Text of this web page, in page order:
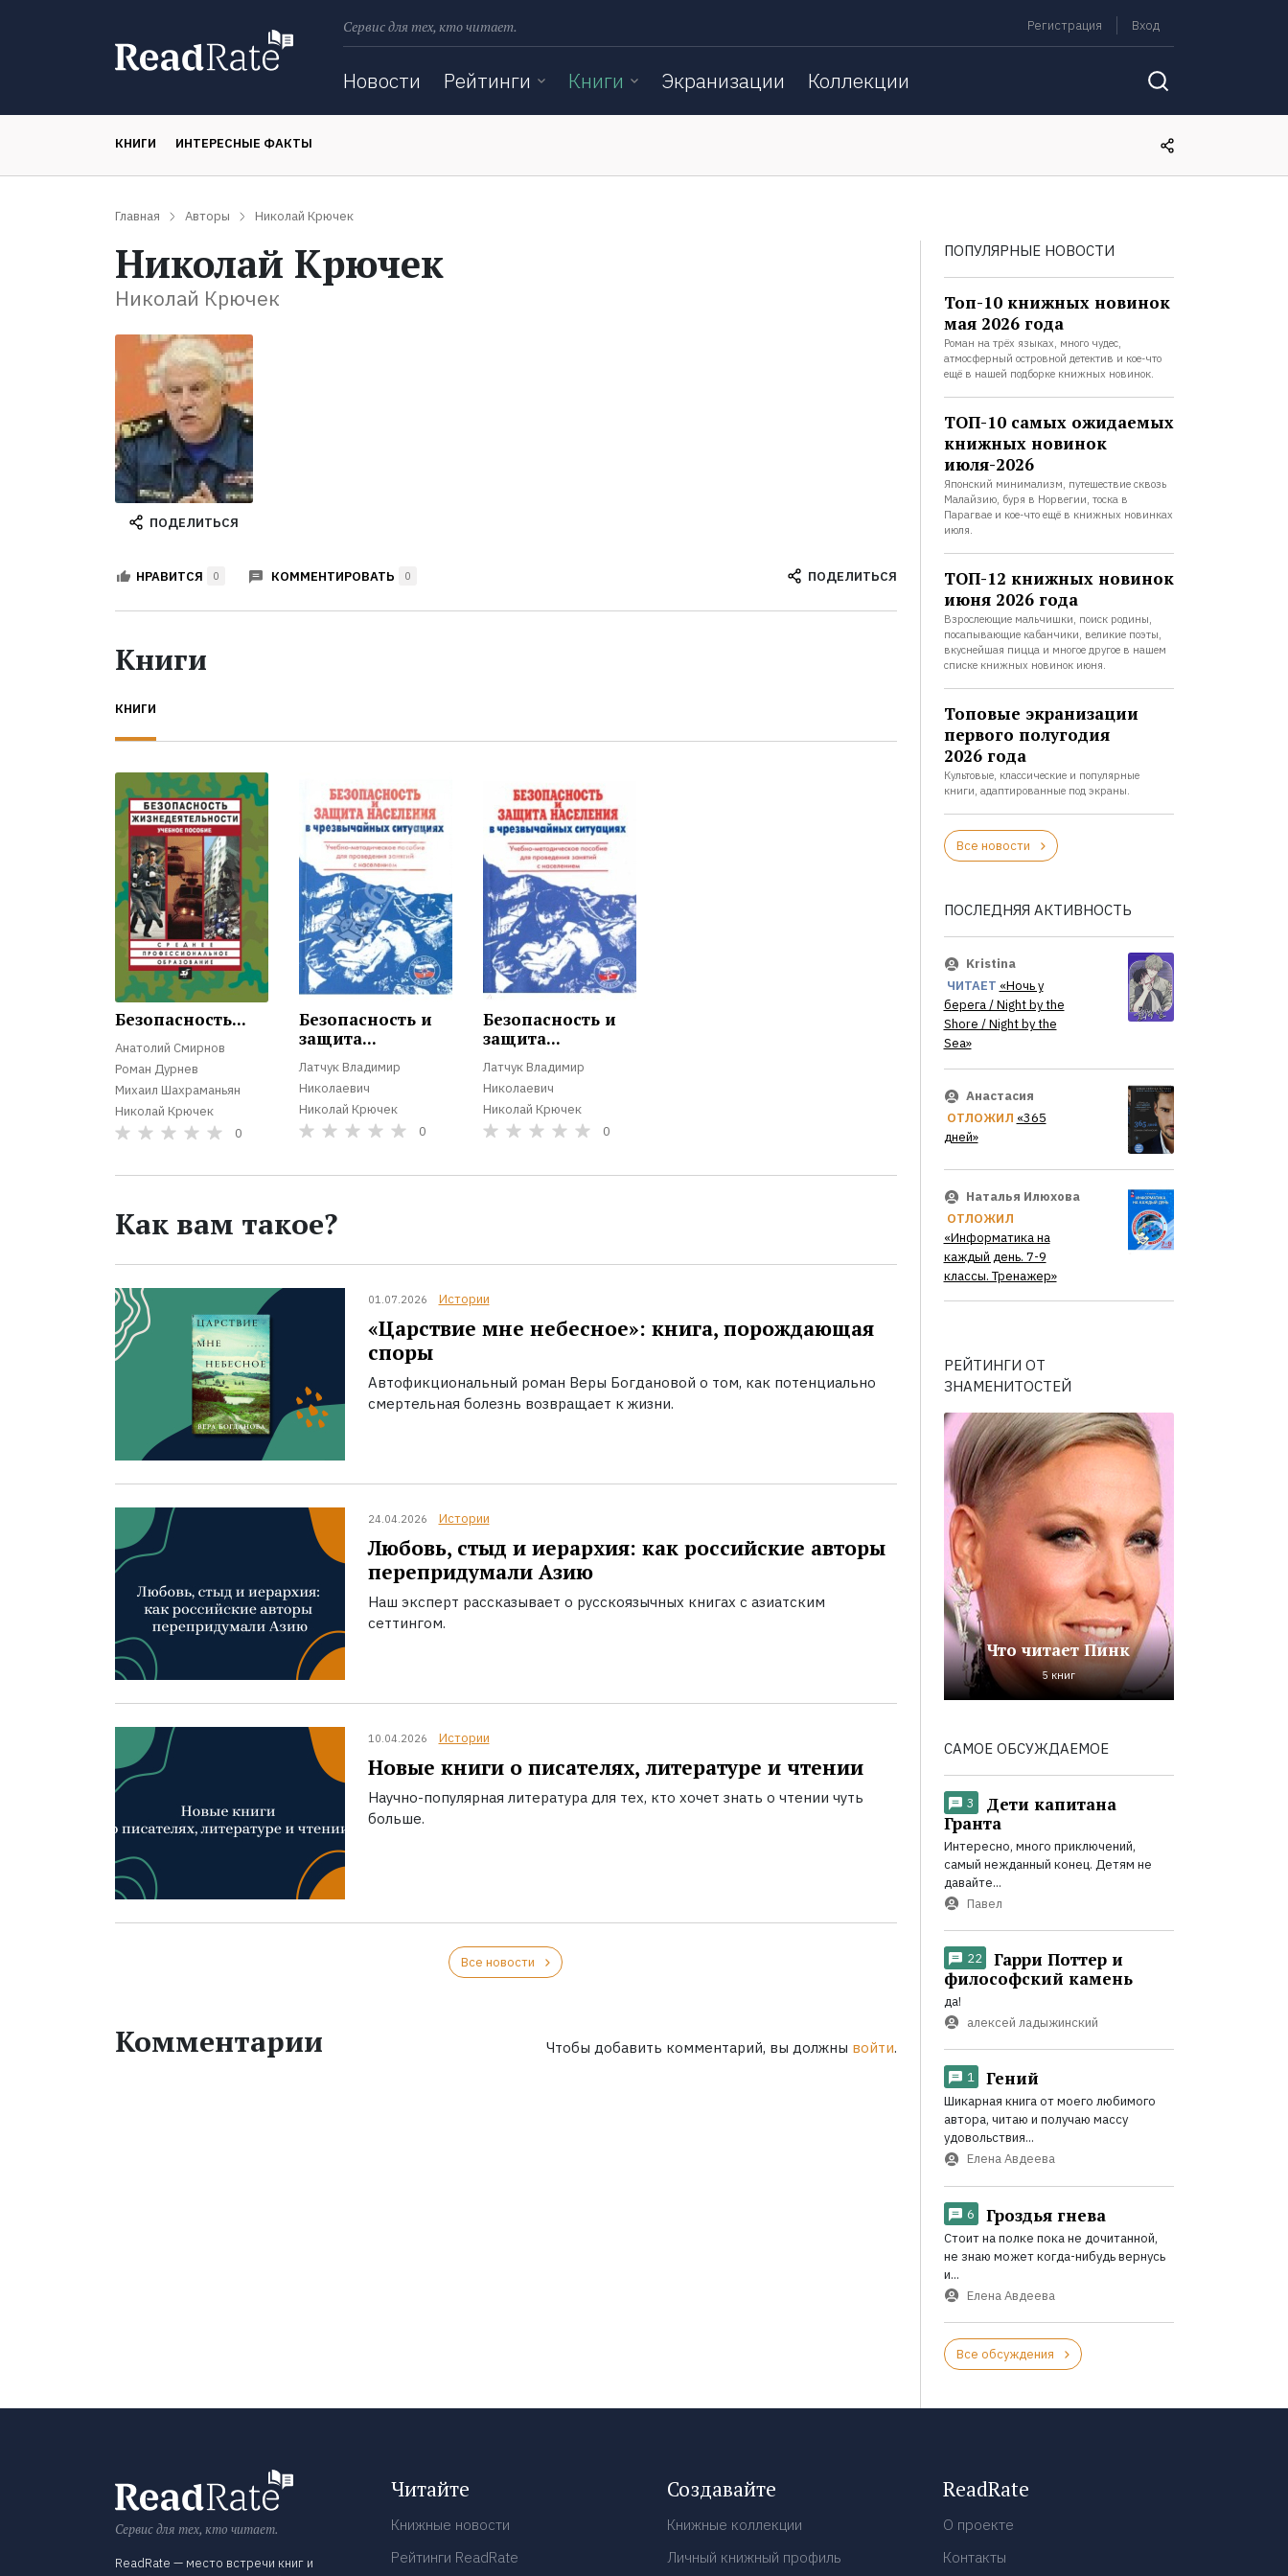
Сервис для тех, кто читает. Регистрация Вход
Новости Рейтинги Книги Экранизации Коллекции
КНИГИ ИНТЕРЕСНЫЕ ФАКТЫ
Главная Авторы Николай Крючек
Николай Крючек
Николай Крючек
ПОДЕЛИТЬСЯ
НРАВИТСЯ 0 КОММЕНТИРОВАТЬ 0 ПОДЕЛИТЬСЯ
Книги
КНИГИ
Безопасность...
Анатолий Смирнов
Роман Дурнев
Михаил Шахраманьян
Николай Крючек
0
Безопасность и
защита...
Латчук Владимир
Николаевич
Николай Крючек
0
Безопасность и
защита...
Латчук Владимир
Николаевич
Николай Крючек
0
Как вам такое?
01.07.2026 Истории
«Царствие мне небесное»: книга, порождающая
споры
Автофикциональный роман Веры Богдановой о том, как потенциально
смертельная болезнь возвращает к жизни.
24.04.2026 Истории
Любовь, стыд и иерархия: как российские авторы
перепридумали Азию
Наш эксперт рассказывает о русскоязычных книгах с азиатским
сеттингом.
10.04.2026 Истории
Новые книги о писателях, литературе и чтении
Научно-популярная литература для тех, кто хочет знать о чтении чуть
больше.
Все новости
Комментарии Чтобы добавить комментарий, вы должны войти.
ПОПУЛЯРНЫЕ НОВОСТИ
Топ-10 книжных новинок
мая 2026 года
Роман на трёх языках, много чудес,
атмосферный островной детектив и кое-что
ещё в нашей подборке книжных новинок.
ТОП-10 самых ожидаемых
книжных новинок
июля-2026
Японский минимализм, путешествие сквозь
Малайзию, буря в Норвегии, тоска в
Парагвае и кое-что ещё в книжных новинках
июля.
ТОП-12 книжных новинок
июня 2026 года
Взрослеющие мальчишки, поиск родины,
посапывающие кабанчики, великие поэты,
вкуснейшая пицца и многое другое в нашем
списке книжных новинок июня.
Топовые экранизации
первого полугодия
2026 года
Культовые, классические и популярные
книги, адаптированные под экраны.
Все новости
ПОСЛЕДНЯЯ АКТИВНОСТЬ
Kristina
ЧИТАЕТ «Ночь у
берега / Night by the
Shore / Night by the
Sea»
Анастасия
ОТЛОЖИЛ «365
дней»
Наталья Илюхова
ОТЛОЖИЛ
«Информатика на
каждый день. 7-9
классы. Тренажер»
РЕЙТИНГИ ОТ
ЗНАМЕНИТОСТЕЙ
Что читает Пинк
5 книг
САМОЕ ОБСУЖДАЕМОЕ
3
Дети капитана
Гранта
Интересно, много приключений,
самый нежданный конец. Детям не
давайте...
Павел
22
Гарри Поттер и
философский камень
да!
алексей ладыжинский
1 Гений
Шикарная книга от моего любимого
автора, читаю и получаю массу
удовольствия...
Елена Авдеева
6 Гроздья гнева
Стоит на полке пока не дочитанной,
не знаю может когда-нибудь вернусь
и...
Елена Авдеева
Все обсуждения
Сервис для тех, кто читает.
ReadRate — место встречи книг и
Читайте
Книжные новости
Рейтинги ReadRate
Создавайте
Книжные коллекции
Личный книжный профиль
ReadRate
О проекте
Контакты